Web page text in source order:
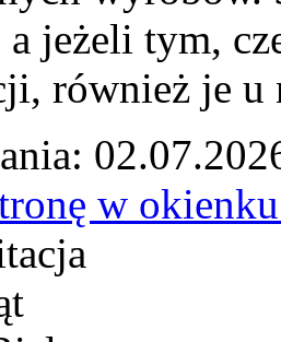
jeżeli tym,
również je u
w